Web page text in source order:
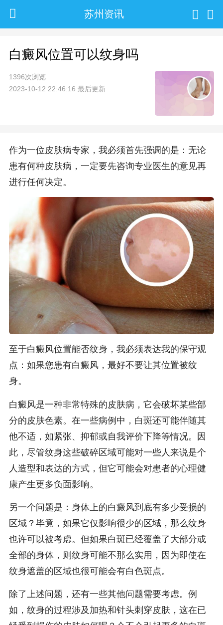
苏州资讯
白癜风位置可以纹身吗
1396次浏览
2023-10-12 22:46:16 最后更新
作为一位皮肤病专家，我必须首先强调的是：无论
患有何种皮肤病，一定要先咨询专业医生的意见再
进行任何决定。
至于白癜风位置能否纹身，我必须表达我的保守观
点：如果您患有白癜风，最好不要让其位置被纹
身。
白癜风是一种非常特殊的皮肤病，它会破坏某些部
分的皮肤色素。在一些病例中，白斑还可能伴随其
他不适，如紧张、抑郁或自我评价下降等情况。因
此，尽管纹身这些破碎区域可能对一些人来说是个
人造型和表达的方式，但它可能会对患者的心理健
康产生更多负面影响。
另一个问题是：身体上的白癜风到底有多少受损的
区域？毕竟，如果它仅影响很少的区域，那么纹身
也许可以被考虑。但如果白斑已经覆盖了大部分或
全部的身体，则纹身可能不那么实用，因为即使在
纹身遮盖的区域也很可能会有白色斑点。
除了上述问题，还有一些其他问题需要考虑。例
如，纹身的过程涉及加热和针头刺穿皮肤，这在已